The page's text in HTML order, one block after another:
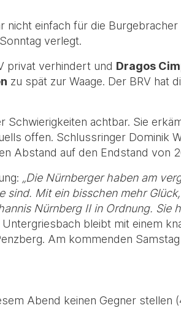
einfach für die Burgebracher
verlegt.
privat verhindert und Dragos
zu spät zur Waage. Der BRV hat
achtbar. Sie
offen. Schlussringer Dominik
Abstand auf den Endstand von
„Die Nürnberger haben am
sind. Mit ein bisschen mehr
Nürnberg II in Ordnung. Sie
bleibt mit einem
Am kommenden
Abend keinen Gegner stellen